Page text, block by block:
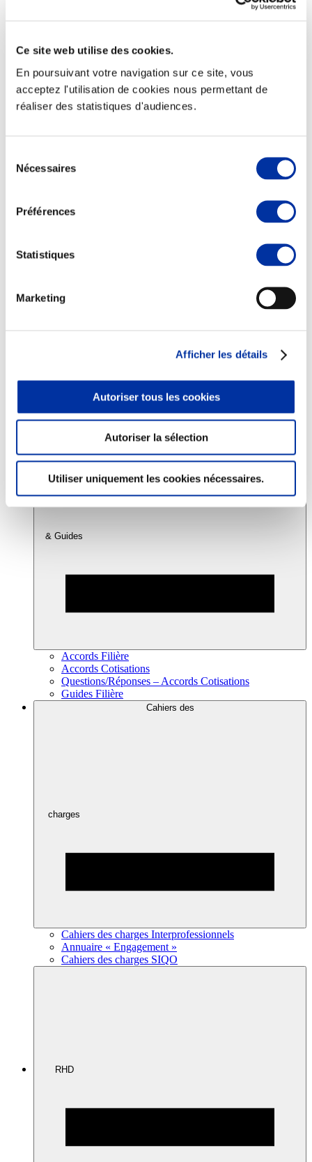
Ce site web utilise des cookies.
En poursuivant votre navigation sur ce site, vous
acceptez l'utilisation de cookies nous permettant de
réaliser des statistiques d'audiences.
Nécessaires
Préférences
Statistiques
Marketing
Afficher les détails
Autoriser tous les cookies
Autoriser la sélection
Utiliser uniquement les cookies nécessaires.
Elevage
Transport – mise en marché
Abattoir
Partenaire Climat
Viandes et santé
Juste rémunération et attractivité des métiers
Info-veille scientifique
Sources d’information
& Guides
Accords Filière
Accords Cotisations
Questions/Réponses – Accords Cotisations
Guides Filière
Cahiers des
charges
Cahiers des charges Interprofessionnels
Annuaire « Engagement »
Cahiers des charges SIQO
RHD